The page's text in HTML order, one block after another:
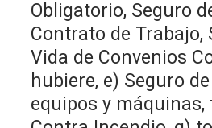
Obligatorio, Seguro
Contrato de Trabajo,
Vida de Convenios
hubiere, e) Seguro
equipos y máquinas,